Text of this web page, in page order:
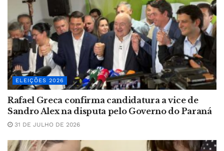
ELEIÇÕES 2026
Rafael Greca confirma candidatura a vice de
Sandro Alex na disputa pelo Governo do Paraná
31 DE JULHO DE 2026